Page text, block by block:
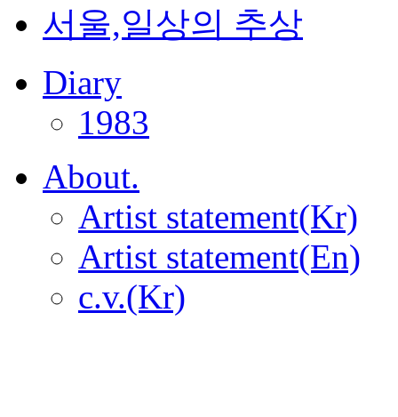
서울,일상의 추상
Diary
1983
About.
Artist statement(Kr)
Artist statement(En)
c.v.(Kr)